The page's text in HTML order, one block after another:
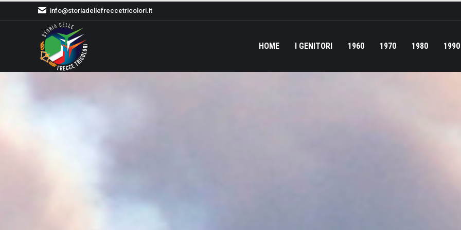
info@storiadellefreccetricolori.it
HOME I GENITORI 1960 1970 1980 1990